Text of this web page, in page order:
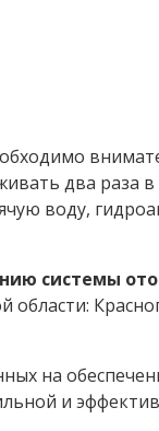
два раза
воду,
системы
на
и